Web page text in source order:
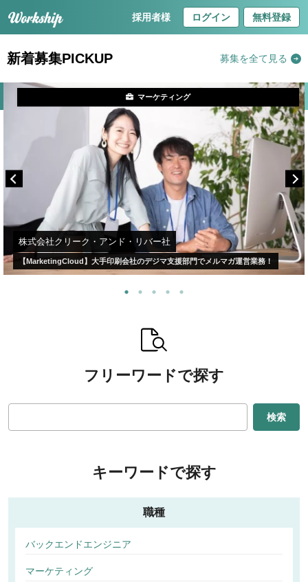
採用者様 ログイン 無料登録
新着募集PICKUP 募集を全て見る
株式会社クリーク・アンド・リバー社
【MarketingCloud】大手印刷会社のデジマ支援部門でメルマガ運営業務！
マーケティング
フリーワードで探す
検索
キーワードで探す
職種
バックエンドエンジニア
マーケティング